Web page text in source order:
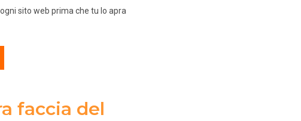
sito web prima che tu lo apra
faccia del